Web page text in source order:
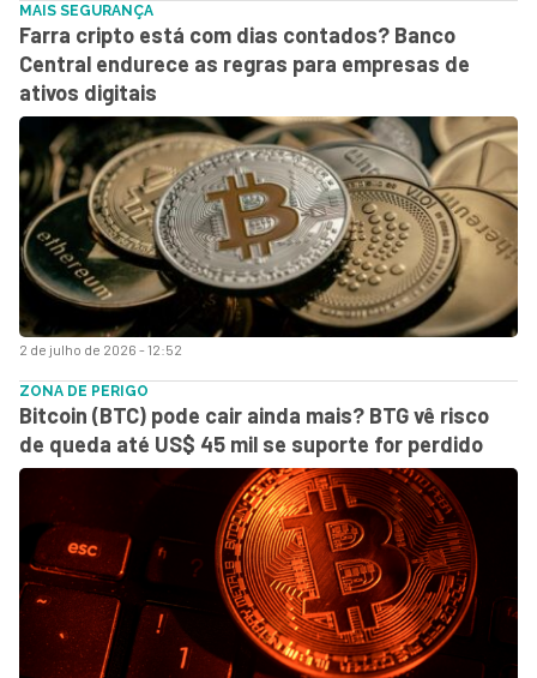
2 de julho de 2026 - 12:52
MAIS SEGURANÇA
Farra cripto está com dias contados? Banco
Central endurece as regras para empresas de
ativos digitais
ZONA DE PERIGO
Bitcoin (BTC) pode cair ainda mais? BTG vê risco
de queda até US$ 45 mil se suporte for perdido